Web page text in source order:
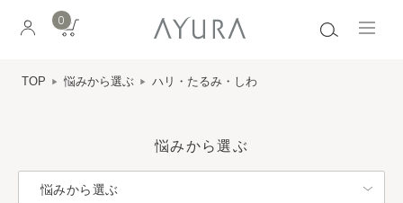
0
TOP 悩みから選ぶ ハリ・たるみ・しわ
悩みから選ぶ
悩みから選ぶ